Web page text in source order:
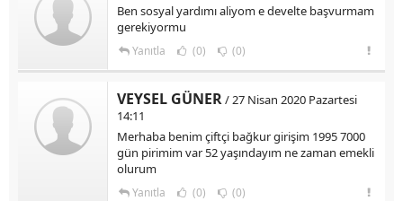
Ben sosyal yardımı aliyom e develte başvurmam
gerekiyormu
Yanıtla (0) (0)
VEYSEL GÜNER/ 27 Nisan 2020 Pazartesi
14:11
Merhaba benim çiftçi bağkur girişim 1995 7000
gün pirimim var 52 yaşındayım ne zaman emekli
olurum
Yanıtla (0) (0)